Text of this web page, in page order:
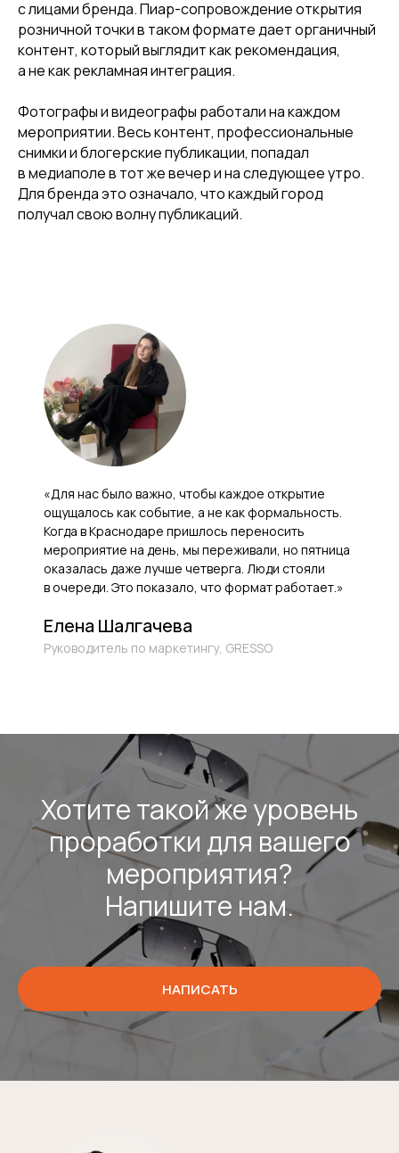
с лицами бренда. Пиар-сопровождение открытия
розничной точки в таком формате дает органичный
контент, который выглядит как рекомендация,
а не как рекламная интеграция.
Фотографы и видеографы работали на каждом
мероприятии. Весь контент, профессиональные
снимки и блогерские публикации, попадал
в медиаполе в тот же вечер и на следующее утро.
Для бренда это означало, что каждый город
получал свою волну публикаций.
«Для нас было важно, чтобы каждое открытие
ощущалось как событие, а не как формальность.
Когда в Краснодаре пришлось переносить
мероприятие на день, мы переживали, но пятница
оказалась даже лучше четверга. Люди стояли
в очереди. Это показало, что формат работает.»
Елена Шалгачева
Руководитель по маркетингу, GRESSO
Хотите такой же уровень
проработки для вашего
мероприятия?
Напишите нам.
НАПИСАТЬ